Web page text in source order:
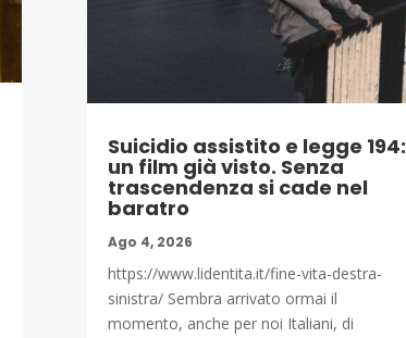
Suicidio assistito e legge 194:
un film già visto. Senza
trascendenza si cade nel
baratro
Ago 4, 2026
https://www.lidentita.it/fine-vita-destra-
sinistra/ Sembra arrivato ormai il
momento, anche per noi Italiani, di